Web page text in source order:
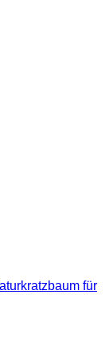
für